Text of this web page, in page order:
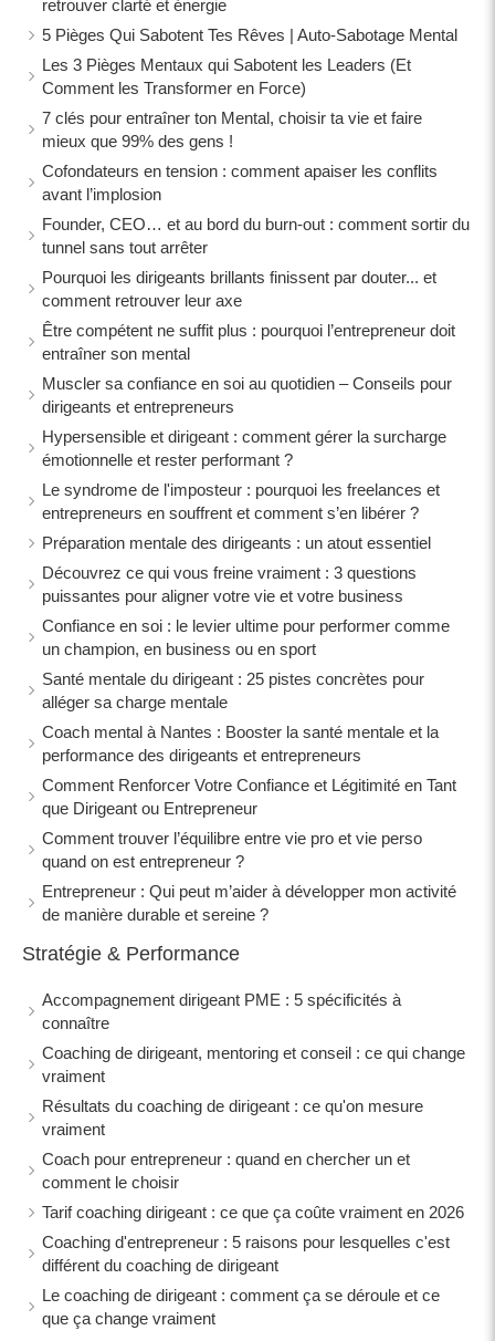
retrouver clarté et énergie
5 Pièges Qui Sabotent Tes Rêves | Auto-Sabotage Mental
Les 3 Pièges Mentaux qui Sabotent les Leaders (Et
Comment les Transformer en Force)
7 clés pour entraîner ton Mental, choisir ta vie et faire
mieux que 99% des gens !
Cofondateurs en tension : comment apaiser les conflits
avant l’implosion
Founder, CEO… et au bord du burn-out : comment sortir du
tunnel sans tout arrêter
Pourquoi les dirigeants brillants finissent par douter... et
comment retrouver leur axe
Être compétent ne suffit plus : pourquoi l’entrepreneur doit
entraîner son mental
Muscler sa confiance en soi au quotidien – Conseils pour
dirigeants et entrepreneurs
Hypersensible et dirigeant : comment gérer la surcharge
émotionnelle et rester performant ?
Le syndrome de l'imposteur : pourquoi les freelances et
entrepreneurs en souffrent et comment s’en libérer ?
Préparation mentale des dirigeants : un atout essentiel
Découvrez ce qui vous freine vraiment : 3 questions
puissantes pour aligner votre vie et votre business
Confiance en soi : le levier ultime pour performer comme
un champion, en business ou en sport
Santé mentale du dirigeant : 25 pistes concrètes pour
alléger sa charge mentale
Coach mental à Nantes : Booster la santé mentale et la
performance des dirigeants et entrepreneurs
Comment Renforcer Votre Confiance et Légitimité en Tant
que Dirigeant ou Entrepreneur
Comment trouver l’équilibre entre vie pro et vie perso
quand on est entrepreneur ?
Entrepreneur : Qui peut m’aider à développer mon activité
de manière durable et sereine ?
Stratégie & Performance
Accompagnement dirigeant PME : 5 spécificités à
connaître
Coaching de dirigeant, mentoring et conseil : ce qui change
vraiment
Résultats du coaching de dirigeant : ce qu'on mesure
vraiment
Coach pour entrepreneur : quand en chercher un et
comment le choisir
Tarif coaching dirigeant : ce que ça coûte vraiment en 2026
Coaching d'entrepreneur : 5 raisons pour lesquelles c'est
différent du coaching de dirigeant
Le coaching de dirigeant : comment ça se déroule et ce
que ça change vraiment